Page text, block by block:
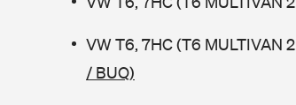
VW T6, 7HC (T6 MULTIVAN
/ BUQ)